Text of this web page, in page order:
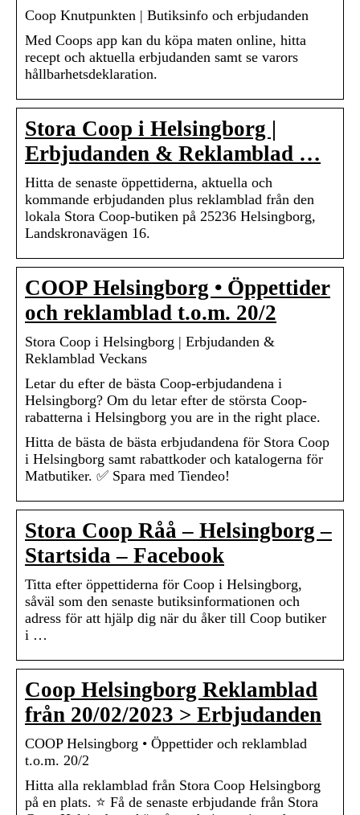
Coop Knutpunkten | Butiksinfo och erbjudanden
Med Coops app kan du köpa maten online, hitta
recept och aktuella erbjudanden samt se varors
hållbarhetsdeklaration.
Stora Coop i Helsingborg |
Erbjudanden & Reklamblad …
Hitta de senaste öppettiderna, aktuella och
kommande erbjudanden plus reklamblad från den
lokala Stora Coop-butiken på 25236 Helsingborg,
Landskronavägen 16.
COOP Helsingborg • Öppettider
och reklamblad t.o.m. 20/2
Stora Coop i Helsingborg | Erbjudanden &
Reklamblad Veckans
Letar du efter de bästa Coop-erbjudandena i
Helsingborg? Om du letar efter de största Coop-
rabatterna i Helsingborg you are in the right place.
Hitta de bästa de bästa erbjudandena för Stora Coop
i Helsingborg samt rabattkoder och katalogerna för
Matbutiker. ✅ Spara med Tiendeo!
Stora Coop Råå – Helsingborg –
Startsida – Facebook
Titta efter öppettiderna för Coop i Helsingborg,
såväl som den senaste butiksinformationen och
adress för att hjälp dig när du åker till Coop butiker
i …
Coop Helsingborg Reklamblad
från 20/02/2023 > Erbjudanden
COOP Helsingborg • Öppettider och reklamblad
t.o.m. 20/2
Hitta alla reklamblad från Stora Coop Helsingborg
på en plats. ⭐ Få de senaste erbjudande från Stora